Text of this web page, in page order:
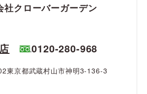
社クローバーガーデン
0120-280-968
東京都武蔵村山市神明3-136-3